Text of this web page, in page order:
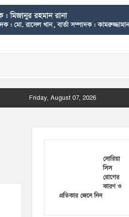
Friday, August 07, 2026
সোরিয়া
সিস
রোগের
কারণ ও
প্রতিকার জেনে নিন